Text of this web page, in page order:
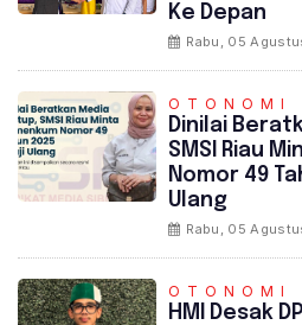
Ke Depan
Rabu, 05
OTONOMI
Dinilai
SMSI Riau
Nomor 49
Ulang
Rabu, 05
OTONOMI
HMI Desak